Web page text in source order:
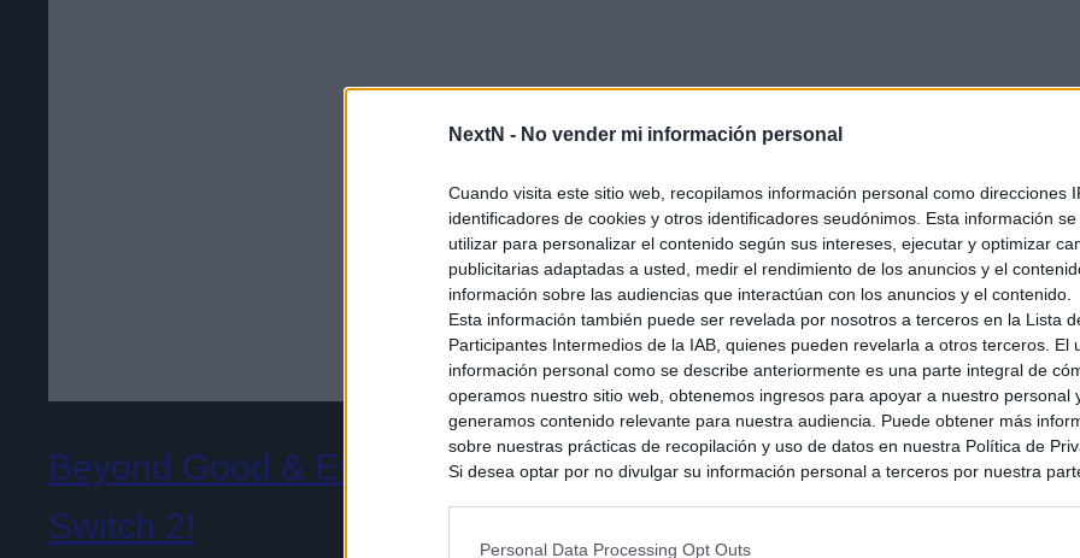
NextN - No vender mi información personal
Cuando visita este sitio web, recopilamos información personal como direcciones
identificadores de cookies y otros identificadores seudónimos. Esta información
utilizar para personalizar el contenido según sus intereses, ejecutar y optimizar
publicitarias adaptadas a usted, medir el rendimiento de los anuncios y el
información sobre las audiencias que interactúan con los anuncios y el contenido.
Esta información también puede ser revelada por nosotros a terceros en la Lista
Participantes Intermedios de la IAB, quienes pueden revelarla a otros terceros. El
información personal como se describe anteriormente es una parte integral de
operamos nuestro sitio web, obtenemos ingresos para apoyar a nuestro personal
generamos contenido relevante para nuestra audiencia. Puede obtener más
sobre nuestras prácticas de recopilación y uso de datos en nuestra Política de
Si desea optar por no divulgar su información personal a terceros por nuestra
intereses basados en la información personal utilizada por nosotros o en
Personal Data Processing Opt Outs
Beyond Good & Evil 2: novedades, nuevo nombre y… ¡posible
Switch 2!